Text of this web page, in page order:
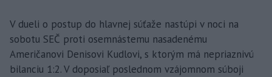
V dueli o postup do hlavnej súťaže nastúpi v noci na
sobotu SEČ proti osemnástemu nasadenému
Američanovi Denisovi Kudlovi, s ktorým má nepriaznivú
bilanciu 1:2. V doposiaľ poslednom vzájomnom súboji